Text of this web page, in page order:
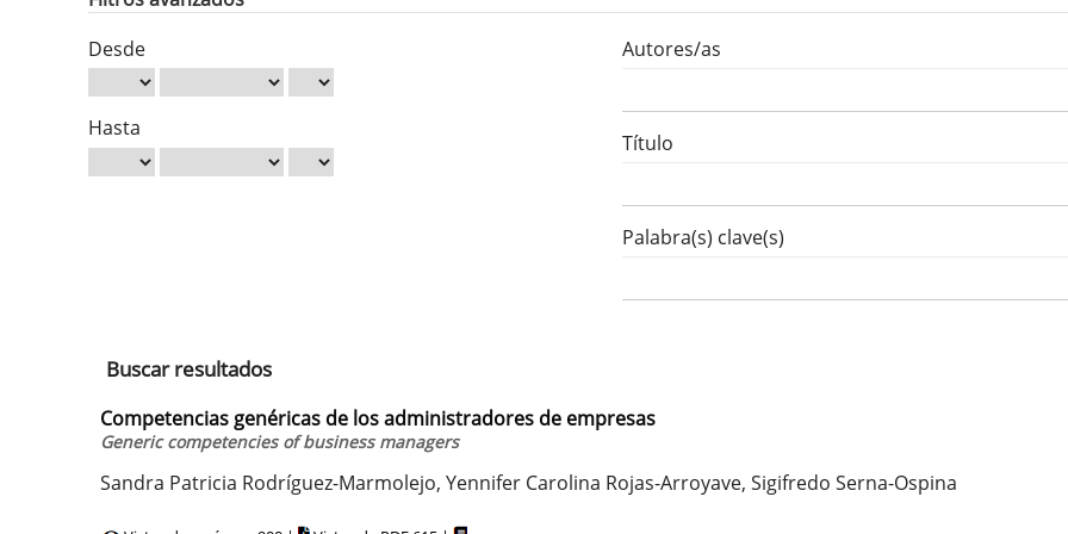
Desde
Hasta
Autores/as
Título
Palabra(s) clave(s)
Buscar resultados
Competencias genéricas de los administradores de empresas
Generic competencies of business managers
Sandra Patricia Rodríguez-Marmolejo, Yennifer Carolina Rojas-Arroyave, Sigifredo Serna-Ospina